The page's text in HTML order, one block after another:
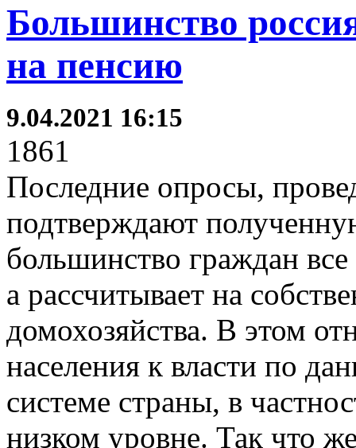
Большинство
на пенсию
9.04.2021 16:15
1861
Последние опросы,
подтверждают
большинство граждан
а рассчитывает на
домохозяйства. В этом
населения к власти по
системе страны, в
низком уровне. Так что